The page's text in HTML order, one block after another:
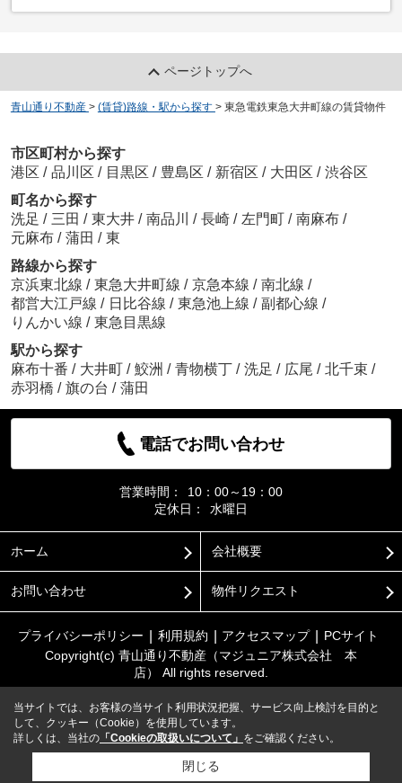
ページトップへ
青山通り不動産 > (賃貸)路線・駅から探す > 東急電鉄東急大井町線の賃貸物件
市区町村から探す
港区 / 品川区 / 目黒区 / 豊島区 / 新宿区 / 大田区 / 渋谷区
町名から探す
洗足 / 三田 / 東大井 / 南品川 / 長崎 / 左門町 / 南麻布 /
元麻布 / 蒲田 / 東
路線から探す
京浜東北線 / 東急大井町線 / 京急本線 / 南北線 /
都営大江戸線 / 日比谷線 / 東急池上線 / 副都心線 /
りんかい線 / 東急目黒線
駅から探す
麻布十番 / 大井町 / 鮫洲 / 青物横丁 / 洗足 / 広尾 / 北千束 /
赤羽橋 / 旗の台 / 蒲田
電話でお問い合わせ
営業時間：
10：00～19：00
定休日：
水曜日
ホーム 会社概要
お問い合わせ 物件リクエスト
プライバシーポリシー 利用規約 アクセスマップ
PCサイト
Copyright(c) 青山通り不動産（マジュニア株式会社 本
店） All rights reserved.
当サイトでは、お客様の当サイト利用状況把握、サービス向上検討を目的と
して、クッキー（Cookie）を使用しています。
詳しくは、当社の 「Cookieの取扱いについて」 をご確認ください。
閉じる